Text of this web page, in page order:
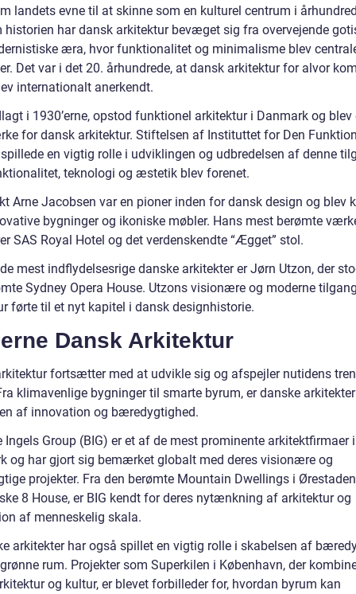
landets evne til at skinne som en kulturel centrum i
historien har dansk arkitektur bevæget sig fra overvejende
æra, hvor funktionalitet og minimalisme blev
Det var i det 20. århundrede, at dansk arkitektur for alvor
internationalt anerkendt.
i 1930’erne, opstod funktionel arkitektur i Danmark og blev
for dansk arkitektur. Stiftelsen af Instituttet for Den
en vigtig rolle i udviklingen og udbredelsen af denne
teknologi og æstetik blev forenet.
Arne Jacobsen var en pioner inden for dansk design og blev
bygninger og ikoniske møbler. Hans mest berømte
SAS Royal Hotel og det verdenskendte “Ægget” stol.
mest indflydelsesrige danske arkitekter er Jørn Utzon, der
Sydney Opera House. Utzons visionære og moderne
førte til et nyt kapitel i dansk designhistorie.
Dansk Arkitektur
fortsætter med at udvikle sig og afspejler nutidens
klimavenlige bygninger til smarte byrum, er danske
af innovation og bæredygtighed.
Ingels Group (BIG) er et af de mest prominente arkitektfirmaer i
og har gjort sig bemærket globalt med deres visionære og
projekter. Fra den berømte Mountain Dwellings i
8 House, er BIG kendt for deres nytænkning af arkitektur og
af menneskelig skala.
arkitekter har også spillet en vigtig rolle i skabelsen af
rum. Projekter som Superkilen i København, der
og kultur, er blevet forbilleder for, hvordan byrum kan